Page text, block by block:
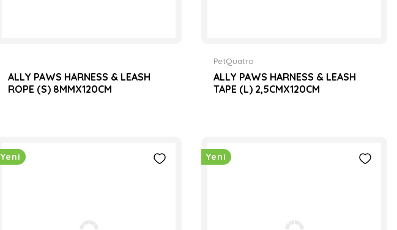
ALLY PAWS HARNESS & LEASH
ROPE (S) 8MMX120CM
PetQuatro
ALLY PAWS HARNESS & LEASH
TAPE (L) 2,5CMX120CM
Yeni Yeni